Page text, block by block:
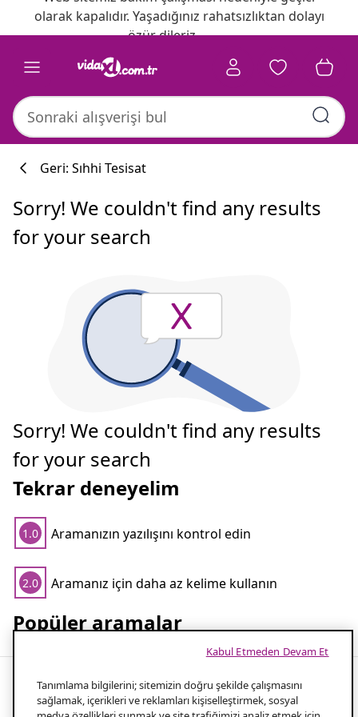
olarak kapalıdır. Yaşadığınız rahatsızlıktan dolayı
özür dileriz.
Geri: Sıhhi Tesisat
Sorry! We couldn't find any results
for your search
Sorry! We couldn't find any results
for your search
Tekrar deneyelim
1.0 Aramanızın yazılışını kontrol edin
2.0 Aramanız için daha az kelime kullanın
Popüler aramalar
En beğenilen duş hortumlarıyla banyo
Tanımlama bilgilerini; sitemizin doğru şekilde çalışmasını
sağlamak, içerikleri ve reklamları kişiselleştirmek, sosyal
Kabul Etmeden Devam Et